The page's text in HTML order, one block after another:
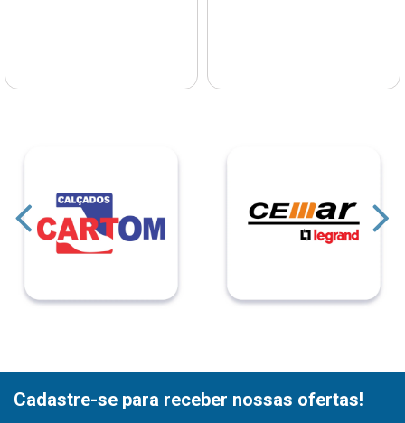
Cadastre-se para receber nossas ofertas!